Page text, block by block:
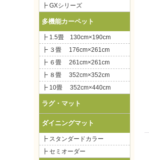
┣ GXシリーズ
多機能カーペット
┣ 1.5畳 130cm×190cm
┣ ３畳 176cm×261cm
┣ ６畳 261cm×261cm
┣ ８畳 352cm×352cm
┣ 10畳 352cm×440cm
ラグ・ マット
ダイニングマット
┣ スタンダードカラー
┣ セミオーダー